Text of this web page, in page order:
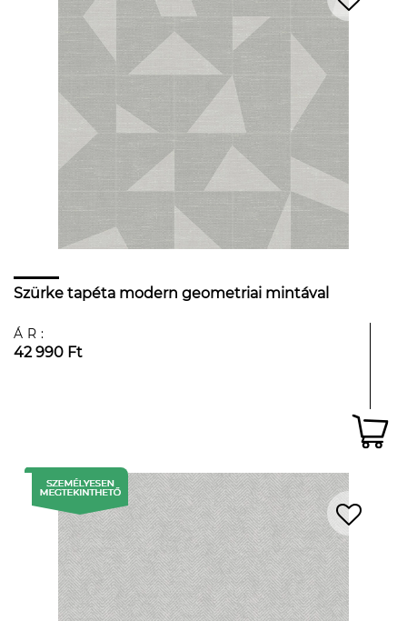
Szürke tapéta modern geometriai mintával
ÁR:
42 990 Ft